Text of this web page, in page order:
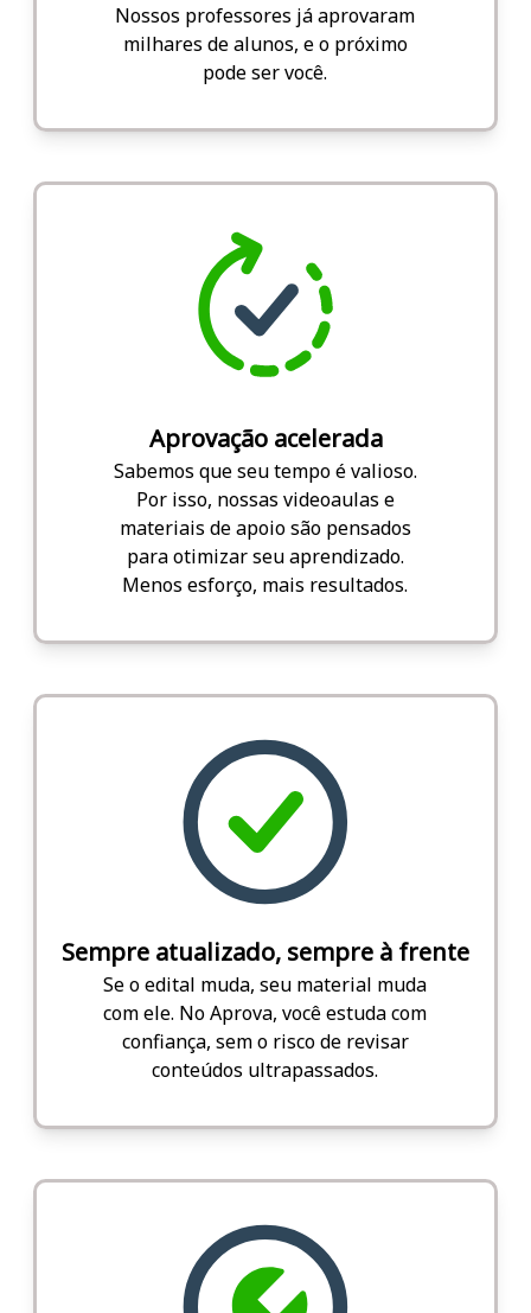
Nossos professores já aprovaram
milhares de alunos, e o próximo
pode ser você.
Aprovação acelerada
Sabemos que seu tempo é valioso.
Por isso, nossas videoaulas e
materiais de apoio são pensados
para otimizar seu aprendizado.
Menos esforço, mais resultados.
Sempre atualizado, sempre à frente
Se o edital muda, seu material muda
com ele. No Aprova, você estuda com
confiança, sem o risco de revisar
conteúdos ultrapassados.